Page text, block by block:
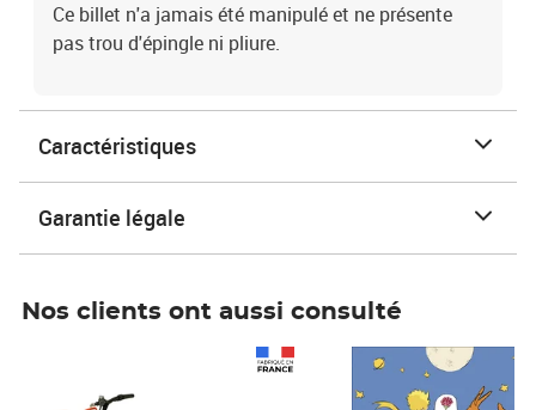
Ce billet n'a jamais été manipulé et ne présente
pas trou d'épingle ni pliure.
Caractéristiques
Garantie légale
Nos clients ont aussi consulté
Prix 6,25€ HT